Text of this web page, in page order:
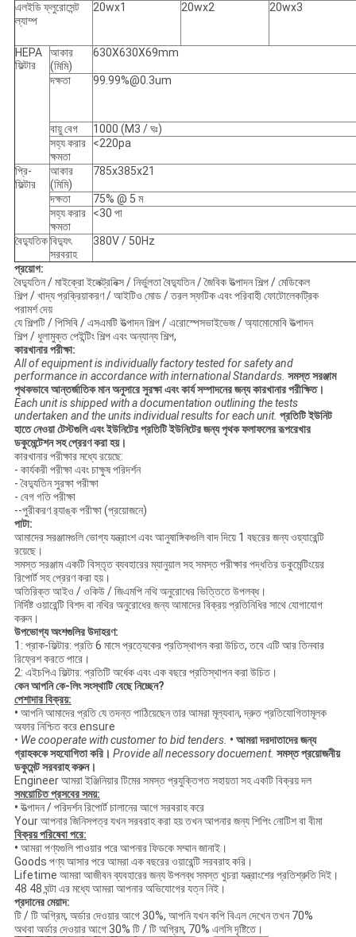
এলইডি ফ্লুরোসেন্ট
ল্যাম্প
20wx1 20wx2 20wx3
HEPA
ফিল্টার
আকার
(মিমি)
630X630X69mm
দক্ষতা 99.99%@0.3um
বায়ু বেগ
1000 (M3 / ঘঃ)
সহ্য করার
ক্ষমতা
<220pa
প্রি-
ফিল্টার
আকার
(মিমি)
785x385x21
দক্ষতা
75% @ 5 ম
সহ্য করার
ক্ষমতা
<30 পা
বৈদ্যুতিকবিদ্যুৎ
সরবরাহ
380V / 50Hz
প্রয়োগ:
বৈদ্যুতিন / মাইক্রো ইলেক্ট্রনিক্স / নির্ভুলতা বৈদ্যুতিন / জৈবিক উত্পাদন শিল্প / মেডিকেল
শিল্প / খাদ্য প্রক্রিয়াকরণ / আইটিও মোড / তরল স্ফটিক এবং পরিবাহী ফোটোলেকট্রিক
পরামর্শ দেয়
যে শিল্পটি / পিসিবি / এসএমটি উত্পাদন শিল্প / এরোস্পেসভাইভেজ / অ্যামোমোবি উত্পাদন
শিল্প / ধুলামুক্ত পেইন্টিং শিল্প এবং অন্যান্য শিল্প,
কারখানার পরীক্ষা:
All of equipment is individually factory tested for safety and
performance in accordance with international Standards. সমস্ত সরঞ্জাম
পৃথকভাবে আন্তর্জাতিক মান অনুসারে সুরক্ষা এবং কার্য সম্পাদনের জন্য কারখানার পরীক্ষিত।
Each unit is shipped with a documentation outlining the tests
undertaken and the units individual results for each unit. প্রতিটি ইউনিট
হাতে নেওয়া টেস্টগুলি এবং ইউনিটের প্রতিটি ইউনিটের জন্য পৃথক ফলাফলের রূপরেখার
ডকুমেন্টেশন সহ প্রেরণ করা হয়।
কারখানার পরীক্ষার মধ্যে রয়েছে:
- কার্যকরী পরীক্ষা এবং চাক্ষুষ পরিদর্শন
- বৈদ্যুতিন সুরক্ষা পরীক্ষা
- বেগ গতি পরীক্ষা
--পুরীকরণ র‌্যাঙ্ক পরীক্ষা (প্রয়োজনে)
পাটা:
আমাদের সরঞ্জামগুলি ভোগ্য যন্ত্রাংশ এবং আনুষাঙ্গিকগুলি বাদ দিয়ে 1 বছরের জন্য ওয়্যারেন্টি
রয়েছে।
সমস্ত সরঞ্জাম একটি বিস্তৃত ব্যবহারের ম্যানুয়াল সহ সমস্ত পরীক্ষার পদ্ধতির ডকুমেন্টিংয়ের
রিপোর্ট সহ প্রেরণ করা হয়।
অতিরিক্ত আইও / ওকিউ / জিএমপি নথি অনুরোধের ভিত্তিতে উপলব্ধ।
নির্দিষ্ট ওয়ারেন্টি বিশদ বা নথির অনুরোধের জন্য আমাদের বিক্রয় প্রতিনিধির সাথে যোগাযোগ
করুন।
উপভোগ্য অংশগুলির উদাহরণ:
1: প্রাক-ফিল্টার: প্রতি 6 মাসে প্রত্যেকের প্রতিস্থাপন করা উচিত, তবে এটি আর তিনবার
রিফ্রেশ করতে পারে।
2: এইচপিএ ফিল্টার: প্রতিটি অর্ধেক এবং এক বছরে প্রতিস্থাপন করা উচিত।
কেন আপনি কে-লিং সংস্থাটি বেছে নিচ্ছেন?
পেশাদার বিক্রয়:
• আপনি আমাদের প্রতি যে তদন্ত পাঠিয়েছেন তার আমরা মূল্যবান, দ্রুত প্রতিযোগিতামূলক
অফার নিশ্চিত করে ensure
• We cooperate with customer to bid tenders. • আমরা দরদাতাদের জন্য
গ্রাহককে সহযোগিতা করি। Provide all necessory docuement. সমস্ত প্রয়োজনীয়
ডকুমেন্ট সরবরাহ করুন।
Engineer আমরা ইঞ্জিনিয়ার টিমের সমস্ত প্রযুক্তিগত সহায়তা সহ একটি বিক্রয় দল
সময়োচিত প্রসবের সময়:
• উত্পাদন / পরিদর্শন রিপোর্ট চালানের আগে সরবরাহ করে
Your আপনার জিনিসপত্র যখন সরবরাহ করা হয় তখন আপনার জন্য শিপিং নোটিশ বা বীমা
বিক্রয় পরিষেবা পরে:
• আমরা পণ্যগুলি পাওয়ার পরে আপনার ফিডকে সম্মান জানাই।
Goods পণ্য আসার পরে আমরা এক বছরের ওয়ারেন্টি সরবরাহ করি।
Lifetime আমরা আজীবন ব্যবহারের জন্য উপলব্ধ সমস্ত খুচরা যন্ত্রাংশের প্রতিশ্রুতি দিই।
48 48 ঘন্টা এর মধ্যে আমরা আপনার অভিযোগের যত্ন নিই।
প্রদানের মেয়াদ:
টি / টি অগ্রিম, অর্ডার দেওয়ার আগে 30%, আপনি যখন কপি বিএল দেখেন তখন 70%
অথবা অর্ডার দেওয়ার আগে 30% টি / টি অগ্রিম, 70% এলসি দৃষ্টিতে।